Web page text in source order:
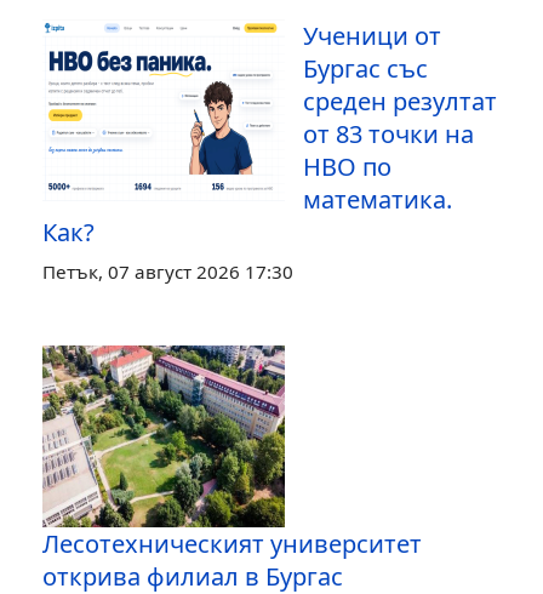
Ученици от
Бургас със
среден резултат
от 83 точки на
НВО по
математика.
Как?
Петък, 07 август 2026 17:30
Лесотехническият университет
открива филиал в Бургас